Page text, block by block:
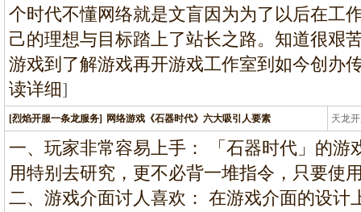
个时代不懂网络就是文盲因为为了以后在工
己的理想与目标踏上了站长之路。知道很艰
游戏到了解游戏再开游戏工作室到如今创办
读详细]
[烈焰开服一条龙服务] 网络游戏《石器时代》六大吸引人要素 天龙
龙
一、玩家非常容易上手： 「石器时代」的游
用特别去研究，更不必背一堆指令，只要使
二、游戏介面讨人喜欢： 在游戏介面的设计